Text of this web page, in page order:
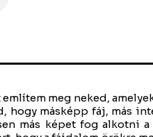
körültekintően. Azok a pontok, amelyek rendszeresen visszatérnek, időről-időre megállítanak, térdre kényszerítenek, azok a pontok, sebek, amelyekkel bizony még dolgod van. A hat hónapos programomban például két héten át foglalkozunk a magánnyal, a hiányérzettel, az űrrel, ami a társunk keletkezik bennünk. Időt szánunk arra, hogy megértsük, miért érzünk hiányérzetet, miért tapasztaljuk meg a magányt, mi hozza létre bennünk a magányt, mi az oka a magánynak. Mit csinálhatunk a szabad időnkkel, hogyan tudjuk azt hasznosan felhasználni és eszközökkel, technikákkal kezdünk el dolgozni a magányon és a hiányérzeten, hogy az ne egy nyomasztó érzés legyen folyamatosan, hanem a magányból és a hiányérzet erőt kovácsoljunk, megszeressük ezt az érzést. A cél az, hogy ezt az érzést arra használjuk fel, hogy növekedni tudjunk belőle. Ezért mondom, gondold végig, ha eljutottál már 1-2-3--5 évig, de folyamatosan azt mondod, hogy jó persze, körbeszövi az életem a veszteségemet, de a magány, a hiányérzet megmaradt, akkor te még nem kovácsoltál erőt ebből az időszakból, amikor a magányt és a hiányt megtapasztalod. Akkor pillanatnyilag azt az időt nem tudod mire kell felhasználni, tehát azon az érzésen nem dolgoztál még eleget, vagy egyáltalán nem és inkább elnyomtad és így egy tévhitet kezdesz felépíteni magadba, hogy a magány, a hiányérzet, az űr az bizony örökre megmarad a társad elvesztése után. 3. Az évfordulók, a karácsony, születésnapok mindig nehezek lesznek. Ez is egy tévhit, amit felépítünk magunknak. Legtöbbször a többi gyászoló sorstárs bejegyzéseiből, megjegyzéseiből, gondolataiból jön az, hogy az évforduló, a karácsony és a születésnapok kapcsán rettegnek, félnek és tudod leginkább csak azért félsz tőle, mert ott nagyon sok érzelem fog elérni és nem tudsz az érzelmeiddel mit kezdeni. Valószínűleg nem